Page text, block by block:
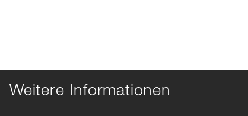
Weitere Informationen